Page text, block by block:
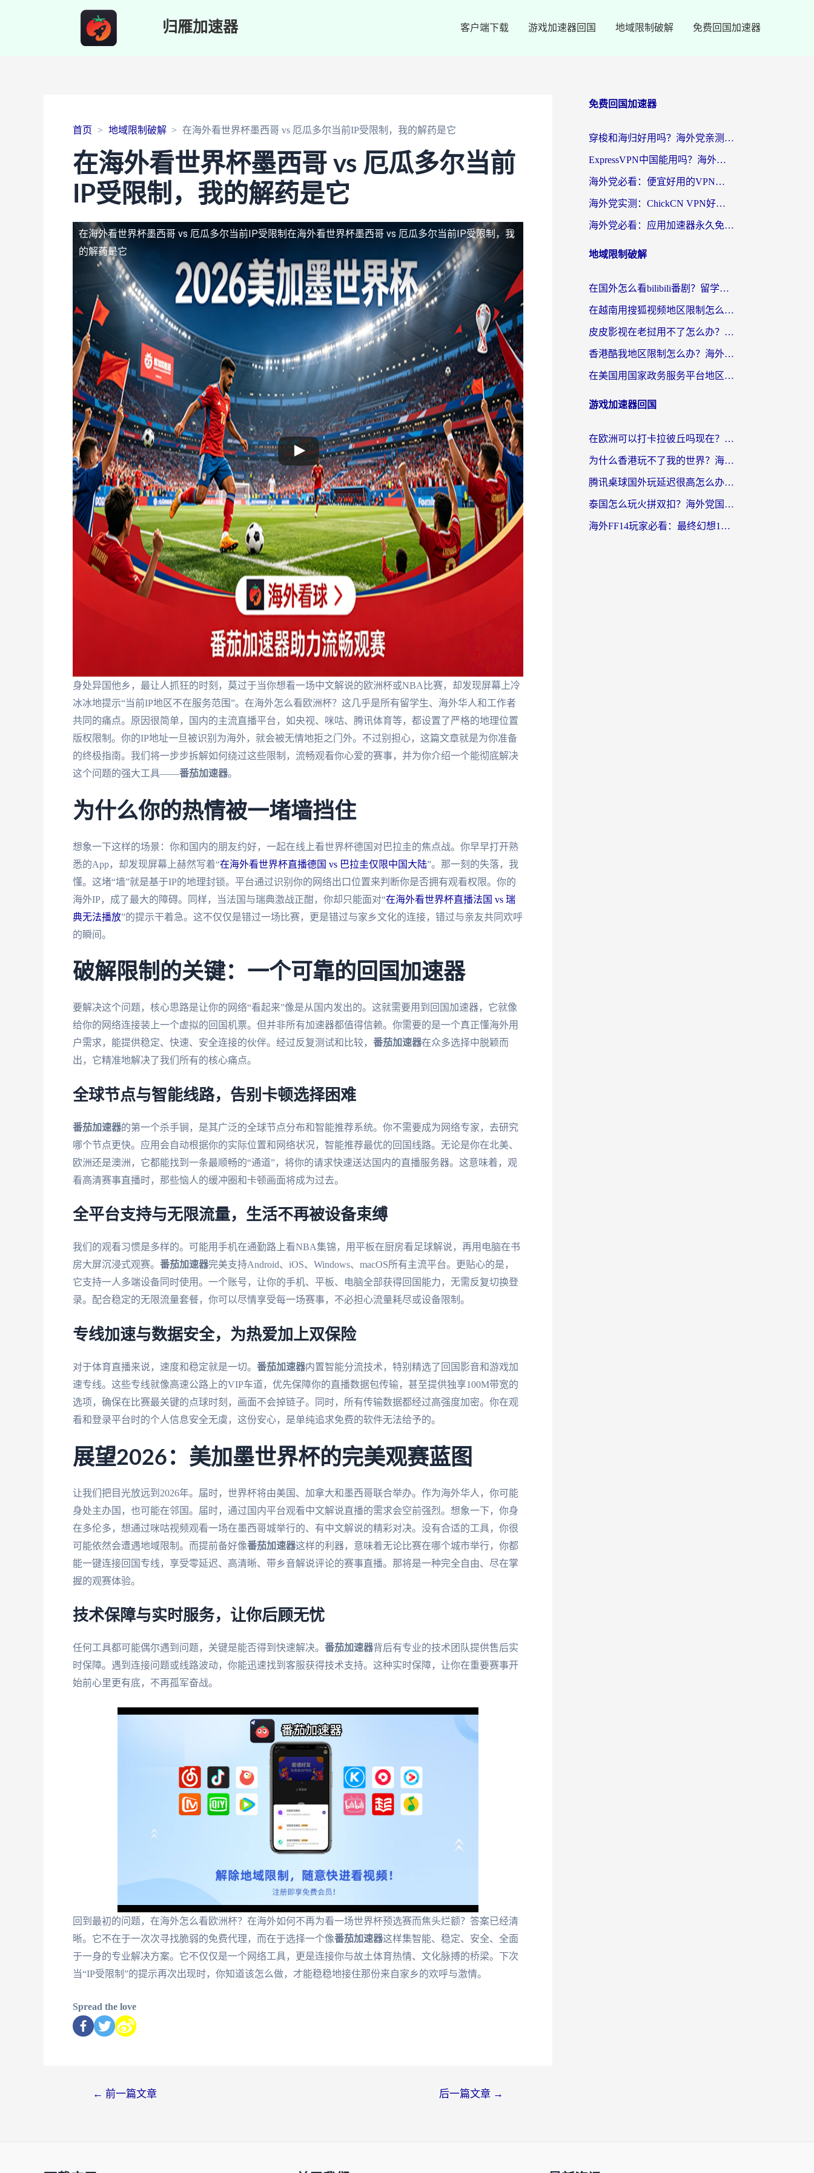
归雁加速器 客户端下载 游戏加速器回国 地域限制破解 免费回国加速器
首页 地域限制破解 在海外看世界杯墨西哥 vs 厄瓜多尔当前IP受限制，我的解药是它
在海外看世界杯墨西哥 vs 厄瓜多尔当前
IP受限制，我的解药是它
在海外看世界杯墨西哥 vs 厄瓜多尔当前IP受限制 在海外看世界杯墨西哥 vs 厄瓜多尔当前IP受限制，我
的解药是它
身处异国他乡，最让人抓狂的时刻，莫过于当你想看一场中文解说的欧洲杯或NBA比赛，却发现屏幕上冷
冰冰地提示“当前IP地区不在服务范围”。在海外怎么看欧洲杯？这几乎是所有留学生、海外华人和工作者
共同的痛点。原因很简单，国内的主流直播平台，如央视、咪咕、腾讯体育等，都设置了严格的地理位置
版权限制。你的IP地址一旦被识别为海外，就会被无情地拒之门外。不过别担心，这篇文章就是为你准备
的终极指南。我们将一步步拆解如何绕过这些限制，流畅观看你心爱的赛事，并为你介绍一个能彻底解决
这个问题的强大工具——番茄加速器。
为什么你的热情被一堵墙挡住
想象一下这样的场景：你和国内的朋友约好，一起在线上看世界杯德国对巴拉圭的焦点战。你早早打开熟
悉的App，却发现屏幕上赫然写着“在海外看世界杯直播德国 vs 巴拉圭仅限中国大陆”。那一刻的失落，我
懂。这堵“墙”就是基于IP的地理封锁。平台通过识别你的网络出口位置来判断你是否拥有观看权限。你的
海外IP，成了最大的障碍。同样，当法国与瑞典激战正酣，你却只能面对“在海外看世界杯直播法国 vs 瑞
典无法播放”的提示干着急。这不仅仅是错过一场比赛，更是错过与家乡文化的连接，错过与亲友共同欢呼
的瞬间。
破解限制的关键：一个可靠的回国加速器
要解决这个问题，核心思路是让你的网络“看起来”像是从国内发出的。这就需要用到回国加速器，它就像
给你的网络连接装上一个虚拟的回国机票。但并非所有加速器都值得信赖。你需要的是一个真正懂海外用
户需求，能提供稳定、快速、安全连接的伙伴。经过反复测试和比较， 番茄加速器在众多选择中脱颖而
出，它精准地解决了我们所有的核心痛点。
全球节点与智能线路，告别卡顿选择困难
番茄加速器的第一个杀手锏，是其广泛的全球节点分布和智能推荐系统。你不需要成为网络专家，去研究
哪个节点更快。应用会自动根据你的实际位置和网络状况，智能推荐最优的回国线路。无论是你在北美、
欧洲还是澳洲，它都能找到一条最顺畅的“通道”，将你的请求快速送达国内的直播服务器。这意味着，观
看高清赛事直播时，那些恼人的缓冲圈和卡顿画面将成为过去。
全平台支持与无限流量，生活不再被设备束缚
我们的观看习惯是多样的。可能用手机在通勤路上看NBA集锦，用平板在厨房看足球解说，再用电脑在书
房大屏沉浸式观赛。 番茄加速器完美支持Android、iOS、Windows、macOS所有主流平台。更贴心的是，
它支持一人多端设备同时使用。一个账号，让你的手机、平板、电脑全部获得回国能力，无需反复切换登
录。配合稳定的无限流量套餐，你可以尽情享受每一场赛事，不必担心流量耗尽或设备限制。
专线加速与数据安全，为热爱加上双保险
对于体育直播来说，速度和稳定就是一切。 番茄加速器内置智能分流技术，特别精选了回国影音和游戏加
速专线。这些专线就像高速公路上的VIP车道，优先保障你的直播数据包传输，甚至提供独享100M带宽的
选项，确保在比赛最关键的点球时刻，画面不会掉链子。同时，所有传输数据都经过高强度加密。你在观
看和登录平台时的个人信息安全无虞，这份安心，是单纯追求免费的软件无法给予的。
展望2026：美加墨世界杯的完美观赛蓝图
让我们把目光放远到2026年。届时，世界杯将由美国、加拿大和墨西哥联合举办。作为海外华人，你可能
身处主办国，也可能在邻国。届时，通过国内平台观看中文解说直播的需求会空前强烈。想象一下，你身
在多伦多，想通过咪咕视频观看一场在墨西哥城举行的、有中文解说的精彩对决。没有合适的工具，你很
可能依然会遭遇地域限制。而提前备好像番茄加速器这样的利器，意味着无论比赛在哪个城市举行，你都
能一键连接回国专线，享受零延迟、高清晰、带乡音解说评论的赛事直播。那将是一种完全自由、尽在掌
握的观赛体验。
技术保障与实时服务，让你后顾无忧
任何工具都可能偶尔遇到问题，关键是能否得到快速解决。 番茄加速器背后有专业的技术团队提供售后实
时保障。遇到连接问题或线路波动，你能迅速找到客服获得技术支持。这种实时保障，让你在重要赛事开
始前心里更有底，不再孤军奋战。
回到最初的问题，在海外怎么看欧洲杯？在海外如何不再为看一场世界杯预选赛而焦头烂额？答案已经清
晰。它不在于一次次寻找脆弱的免费代理，而在于选择一个像番茄加速器这样集智能、稳定、安全、全面
于一身的专业解决方案。它不仅仅是一个网络工具，更是连接你与故土体育热情、文化脉搏的桥梁。下次
当“IP受限制”的提示再次出现时，你知道该怎么做，才能稳稳地接住那份来自家乡的欢呼与激情。
Spread the love
← 前一篇文章 后一篇文章 →
免费回国加速器
穿梭和海归好用吗？海外党亲测：3步选对回国加速器，无缝刷国内剧玩手游
ExpressVPN中国能用吗？海外党翻回国内的加速器选择指南（附番茄加速器实测）
海外党必看：便宜好用的VPN怎么选？3步解决回国访问难题+Steam改区技巧
海外党实测：ChickCN VPN好用吗？和OurPlay VPN对比哪个回国效果更好？附避坑指南
海外党必看：应用加速器永久免费版真的靠谱吗？教你选对回国加速器无缝刷国内资源
地域限制破解
在国外怎么看bilibili番剧？留学生亲测有效的地域限制突破指南（附酷我酷狗音乐解决方法）
在越南用搜狐视频地区限制怎么办？3招解决海外看国内剧难题（附西瓜视频CCTV观看技巧）
皮皮影视在老挝用不了怎么办？3步解决海外看国内影视&财经的痛点
香港酷我地区限制怎么办？海外党亲测有效的回国加速方案来了
在美国用国家政务服务平台地区限制怎么办？海外华人必备的突破攻略（附追剧看片技巧）
游戏加速器回国
在欧洲可以打卡拉彼丘吗现在？海外党国服游戏加速器终极避坑指南
为什么香港玩不了我的世界？海外党国服游戏加速终极解决方案
腾讯桌球国外玩延迟很高怎么办？海外党亲测有效的国服游戏加速指南
泰国怎么玩火拼双扣？海外党国服游戏加速终极指南（附暗区突围植物大战僵尸实测）
海外FF14玩家必看：最终幻想14国外加速器下载安装全攻略+卡顿解决秘籍